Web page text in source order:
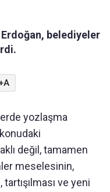
Erdoğan, belediyeler
yozlaşma
değil, tamamen
meselesinin,
ve yeni